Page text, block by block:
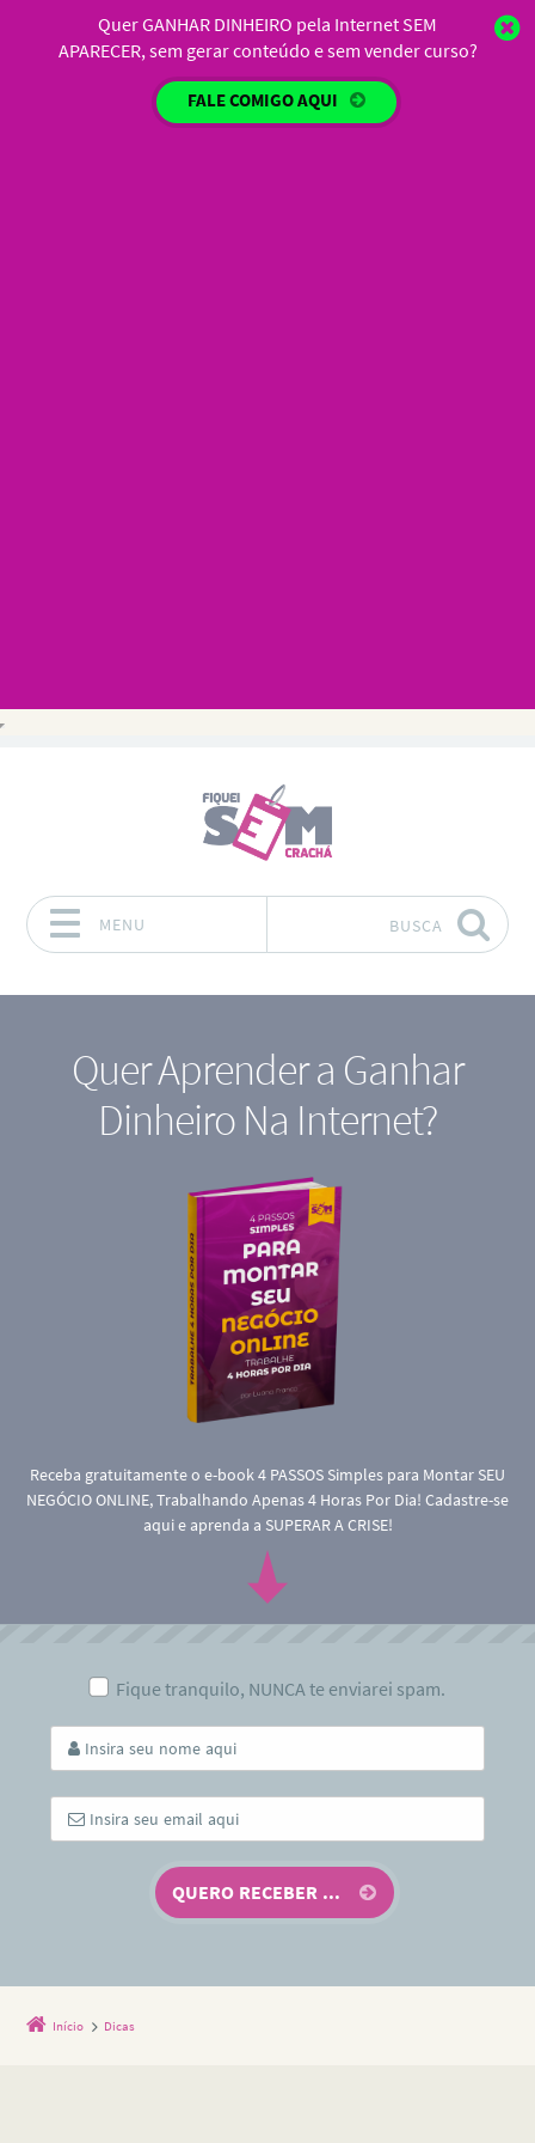
Quer GANHAR DINHEIRO pela Internet SEM
APARECER, sem gerar conteúdo e sem vender curso?
FALE COMIGO AQUI
MENU BUSCA
Quer Aprender a Ganhar
Dinheiro Na Internet?
Receba gratuitamente o e-book 4 PASSOS Simples para Montar SEU
NEGÓCIO ONLINE, Trabalhando Apenas 4 Horas Por Dia! Cadastre-se
aqui e aprenda a SUPERAR A CRISE!
Fique tranquilo, NUNCA te enviarei spam.
Início Dicas